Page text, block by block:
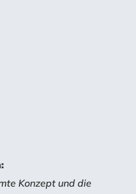
Konzept und die